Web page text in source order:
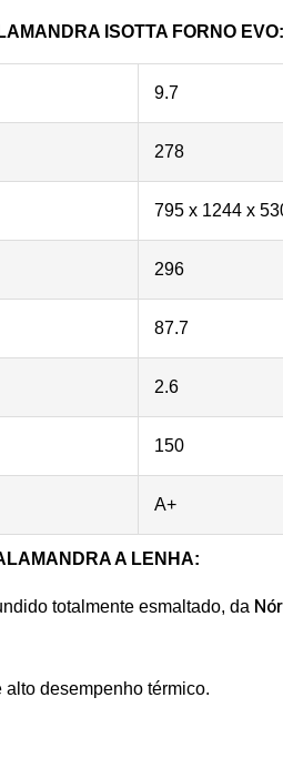
ISOTTA FORNO EVO:
9.7
278
795 x 1244 x
296
87.7
2.6
150
A+
A LENHA:
totalmente esmaltado, da
desempenho térmico.